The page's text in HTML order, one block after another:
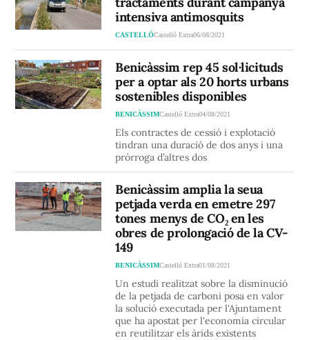
intensiva antimosquits
CASTELLÓCastelló Extra06/08/2021
Benicàssim rep 45 sol·licituds
per a optar als 20 horts urbans
sostenibles disponibles
BENICÀSSIMCastelló Extra04/08/2021
Els contractes de cessió i explotació
tindran una duració de dos anys i una
pròrroga d’altres dos
Benicàssim amplia la seua
petjada verda en emetre 297
tones menys de CO₂ en les
obres de prolongació de la CV-
149
BENICÀSSIMCastelló Extra01/08/2021
Un estudi realitzat sobre la disminució
de la petjada de carboni posa en valor
la solució executada per l'Ajuntament
que ha apostat per l'economia circular
en reutilitzar els àrids existents